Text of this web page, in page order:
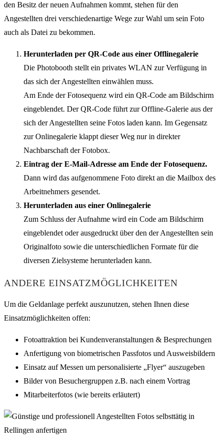
den Besitz der neuen Aufnahmen kommt, stehen für den
Angestellten drei verschiedenartige Wege zur Wahl um sein Foto
auch als Datei zu bekommen.
Herunterladen per QR-Code aus einer Offlinegalerie
Die Photobooth stellt ein privates WLAN zur Verfügung in
das sich der Angestellten einwählen muss.
Am Ende der Fotosequenz wird ein QR-Code am Bildschirm
eingeblendet. Der QR-Code führt zur Offline-Galerie aus der
sich der Angestellten seine Fotos laden kann. Im Gegensatz
zur Onlinegalerie klappt dieser Weg nur in direkter
Nachbarschaft der Fotobox.
Eintrag der E-Mail-Adresse am Ende der Fotosequenz.
Dann wird das aufgenommene Foto direkt an die Mailbox des
Arbeitnehmers gesendet.
Herunterladen aus einer Onlinegalerie
Zum Schluss der Aufnahme wird ein Code am Bildschirm
eingeblendet oder ausgedruckt über den der Angestellten sein
Originalfoto sowie die unterschiedlichen Formate für die
diversen Zielsysteme herunterladen kann.
ANDERE EINSATZMÖGLICHKEITEN
Um die Geldanlage perfekt auszunutzen, stehen Ihnen diese
Einsatzmöglichkeiten offen:
Fotoattraktion bei Kundenveranstaltungen & Besprechungen
Anfertigung von biometrischen Passfotos und Ausweisbildern
Einsatz auf Messen um personalisierte „Flyer“ auszugeben
Bilder von Besuchergruppen z.B. nach einem Vortrag
Mitarbeiterfotos (wie bereits erläutert)